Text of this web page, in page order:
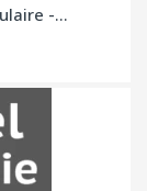
-...